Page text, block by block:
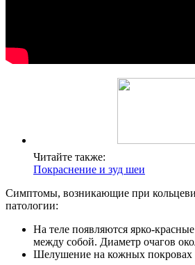
Читайте также:
Покраснение и зуд шеи
Симптомы, возникающие при
патологии:
На теле появляются ярко-
между собой. Диаметр очагов
Шелушение на кожных покровах